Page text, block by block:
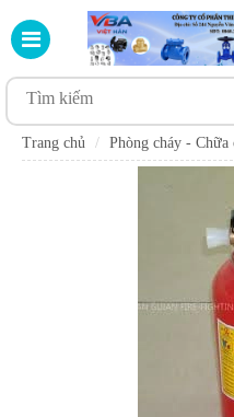
Trang chủ Phòng cháy - Chữa